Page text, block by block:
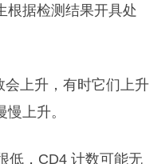
根据检测结果开具处
会上升，有时它们上升
上升。
低，CD4 计数可能无